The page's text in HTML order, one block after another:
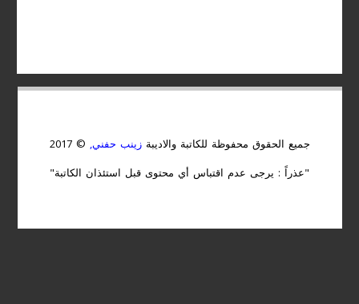
جميع الحقوق محفوظة للكاتبة والاديبةزينب حفني, © 2017
"عذراً : يرجى عدم اقتباس أي محتوى قبل استئذان الكاتبة"